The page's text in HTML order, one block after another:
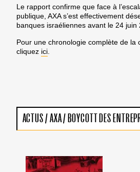
Le rapport confirme que face à
publique, AXA s’est effectivement
banques israéliennes avant le 24 juin
Pour une chronologie complète de la
cliquez ici
ACTUS/AXA/ BOYCOTT DES